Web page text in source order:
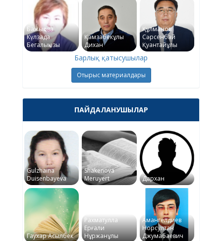
Бажықова
Күлзада
Бегалықызы
Қамзабекұлы
Дихан
Құлманов
Сәрсенбай
Қуантайұлы
Барлық қатысушылар
Отырыс материалдары
ПАЙДАЛАНУШЫЛАР
Gulzhaina
Duisenbayeva
Shakenova
Meruyert
Дархан
Гаухар Асылбек
Рахматулла
Ерғали
Нұржанұлы
Амангелдиев
Норсултан
Джумабаевич